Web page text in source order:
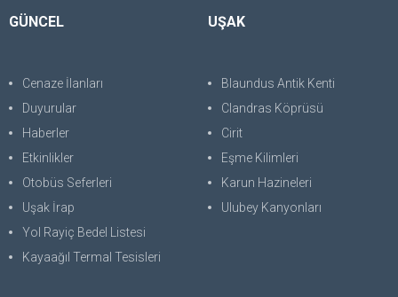
GÜNCEL
Cenaze İlanları
Duyurular
Haberler
Etkinlikler
Otobüs Seferleri
Uşak İrap
Yol Rayiç Bedel Listesi
Kayaağıl Termal Tesisleri
UŞAK
Blaundus Antik Kenti
Clandras Köprüsü
Cirit
Eşme Kilimleri
Karun Hazineleri
Ulubey Kanyonları